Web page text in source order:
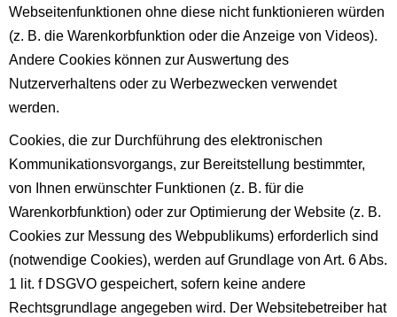
Webseitenfunktionen ohne diese nicht funktionieren würden
(z. B. die Warenkorbfunktion oder die Anzeige von Videos).
Andere Cookies können zur Auswertung des
Nutzerverhaltens oder zu Werbezwecken verwendet
werden.
Cookies, die zur Durchführung des elektronischen
Kommunikationsvorgangs, zur Bereitstellung bestimmter,
von Ihnen erwünschter Funktionen (z. B. für die
Warenkorbfunktion) oder zur Optimierung der Website (z. B.
Cookies zur Messung des Webpublikums) erforderlich sind
(notwendige Cookies), werden auf Grundlage von Art. 6 Abs.
1 lit. f DSGVO gespeichert, sofern keine andere
Rechtsgrundlage angegeben wird. Der Websitebetreiber hat